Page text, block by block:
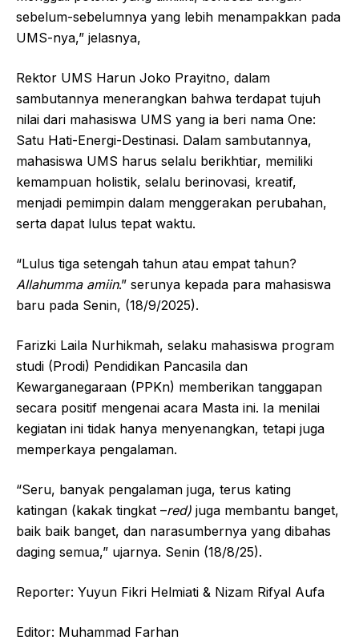
sebelum-sebelumnya yang lebih menampakkan pada
UMS-nya,” jelasnya,
Rektor UMS Harun Joko Prayitno, dalam
sambutannya menerangkan bahwa terdapat tujuh
nilai dari mahasiswa UMS yang ia beri nama One:
Satu Hati-Energi-Destinasi. Dalam sambutannya,
mahasiswa UMS harus selalu berikhtiar, memiliki
kemampuan holistik, selalu berinovasi, kreatif,
menjadi pemimpin dalam menggerakan perubahan,
serta dapat lulus tepat waktu.
“Lulus tiga setengah tahun atau empat tahun?
Allahumma amiin.” serunya kepada para mahasiswa
baru pada Senin, (18/9/2025).
Farizki Laila Nurhikmah, selaku mahasiswa program
studi (Prodi) Pendidikan Pancasila dan
Kewarganegaraan (PPKn) memberikan tanggapan
secara positif mengenai acara Masta ini. Ia menilai
kegiatan ini tidak hanya menyenangkan, tetapi juga
memperkaya pengalaman.
“Seru, banyak pengalaman juga, terus kating
katingan (kakak tingkat –red) juga membantu banget,
baik baik banget, dan narasumbernya yang dibahas
daging semua,” ujarnya. Senin (18/8/25).
Reporter: Yuyun Fikri Helmiati & Nizam Rifyal Aufa
Editor: Muhammad Farhan